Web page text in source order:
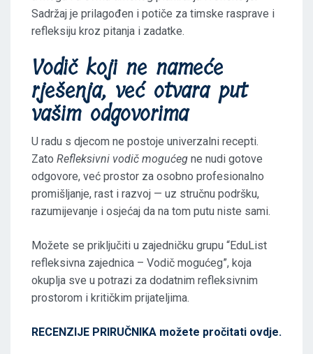
Sadržaj je prilagođen i potiče za timske rasprave i
refleksiju kroz pitanja i zadatke.
Vodič koji ne nameće
rješenja, već otvara put
vašim odgovorima
U radu s djecom ne postoje univerzalni recepti.
Zato Refleksivni vodič mogućeg ne nudi gotove
odgovore, već prostor za osobno profesionalno
promišljanje, rast i razvoj — uz stručnu podršku,
razumijevanje i osjećaj da na tom putu niste sami.
Možete se priključiti u zajedničku grupu “EduList
refleksivna zajednica – Vodič mogućeg”, koja
okuplja sve u potrazi za dodatnim refleksivnim
prostorom i kritičkim prijateljima.
RECENZIJE PRIRUČNIKA možete pročitati ovdje.